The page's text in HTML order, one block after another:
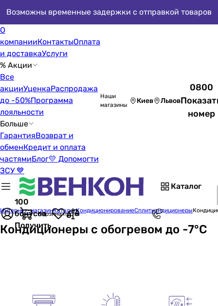
Возможны временные задержки с отправкой товаров
О
компанииКонтактыОплата
и доставкаУслуги
% Акции
Все
акцииУценкаРаспродажа
до -50%Программа
лояльности
Больше
ГарантияВозврат и
обменКредит и оплата
частямиБлог💛 Допомогти
ЗСУ 💙
Наши
магазины
Киев Львов
0800
номер
Каталог
100
бонусов
Получить
Корзина пуста
Интернет-магазинКаталогКондиционированиеСплиткондиционеры
Кондиционеры с обогревом до -7°C